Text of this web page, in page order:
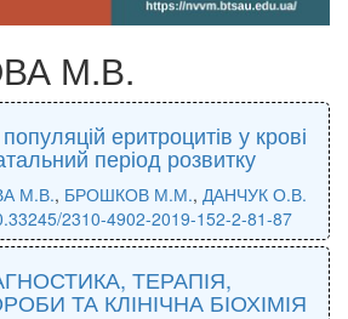
М.В.
еритроцитів у крові
період розвитку
М.В., БРОШКОВ М.М., ДАНЧУК О.В.
2310-4902-2019-152-2-81-87
ТЕРАПІЯ,
ТА КЛІНІЧНА БІОХІМІЯ